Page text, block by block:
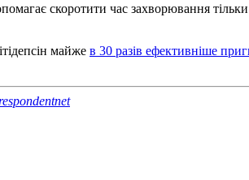
скоротити час захворювання
майже в 30 разів ефективніше